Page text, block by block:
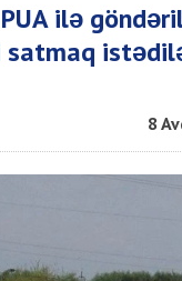
ilə
8